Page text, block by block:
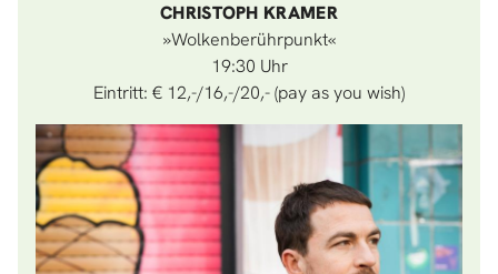
CHRISTOPH KRAMER
»Wolkenberührpunkt«
19:30
Eintritt: € 12,-/16,-/20,- (pay as you wish)